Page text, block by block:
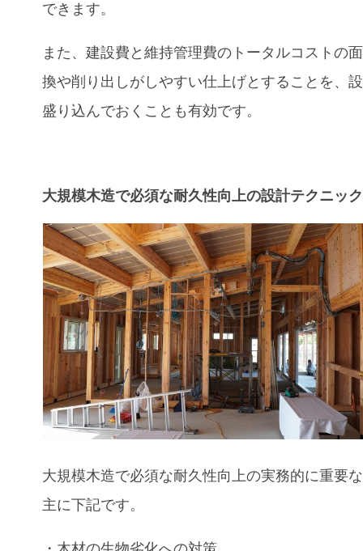
できます。
また、建設費と維持管理費のトータルコストの
換や削り出しがしやすい仕上げとすることを、
盛り込んでおくことも有効です。
大規模木造で必須な耐久性向上の設計テクニック
大規模木造で必須な耐久性向上の実務的に重要
主に下記です。